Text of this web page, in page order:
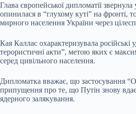
Глава європейської дипломатії
опинилася в “глухому куті” на фронті,
мирного населення України через
Кая Каллас охарактеризувала російські
терористичні акти”, метою яких є
серед цивільного населення.
Дипломатка вважає, що застосування
припущення про те, що Путін знову
ядерного залякування.